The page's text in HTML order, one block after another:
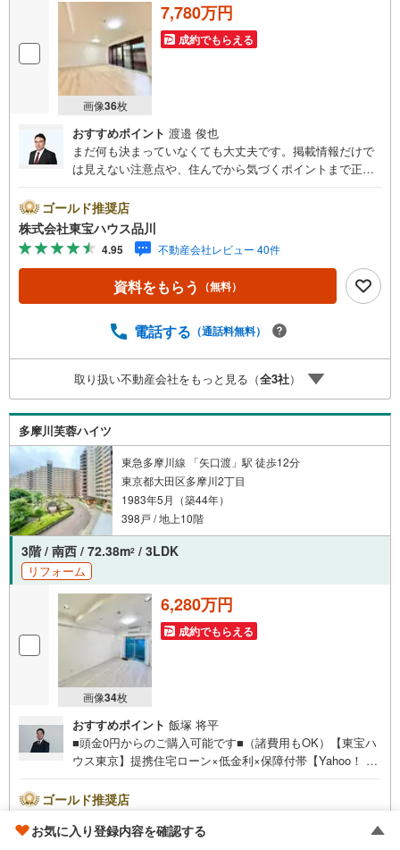
画像36枚
7,780万円
成約でもらえる
おすすめポイント 渡邉 俊也
まだ何も決まっていなくても大丈夫です。掲載情報だけで
は見えない注意点や、住んでから気づくポイントまで正直
とも包み隠さずお伝えし、「納得して選ぶ」ためのサポー
トを大切にしています。現地でしか分からないリアルな情
報も含めて、一緒に後悔しない住まい探しを進めていきま
しょう。まずはお気軽にご相談ください。【Yahoo！ 不動
産キャンペーン対象店舗】当店で物件を成約するとPayPay
ボーナスライトがもらえる「Yahoo！ 不動産 物件ご成約キ
予約をする」ボタンからお問い合わせください。※必ずYah
のご請求はお気軽にどうぞ♪お電話でのお問い合わせも常
時受け付けております！お気軽にお問い合わせください。
ゴールド推奨店
株式会社東宝ハウス品川
4.95 不動産会社レビュー 40件
資料をもらう （無料）
電話する （通話料無料）
取り扱い不動産会社をもっと見る（全3社）
多摩川芙蓉ハイツ
東急多摩川線 「矢口渡」駅 徒歩12分
東京都大田区多摩川2丁目
1983年5月（築44年）
398戸 / 地上10階
3階 / 南西 / 72.38m2 / 3LDK
リフォーム
画像34枚
6,280万円
成約でもらえる
おすすめポイント 飯塚 将平
■頭金0円からのご購入可能です■（諸費用もOK）【東宝ハ
ウス東京】提携住宅ローン×低金利×保障付帯【Yahoo！ 不
ayボーナスライトがもらえる「Yahoo！ 不動産 物件ご成約
学予約をする」ボタンからお問い合わせください。※必ずY
ゴールド推奨店
株式会社東宝ハウス東京
5.0 不動産会社レビュー 15件
お気に入り登録内容を確認する